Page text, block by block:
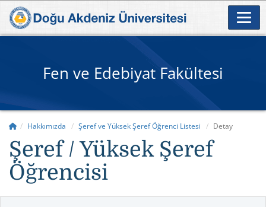
Fen ve Edebiyat Fakültesi
Hakkımızda Şeref ve Yüksek Şeref Öğrenci Listesi Detay
Şeref / Yüksek Şeref
Öğrencisi